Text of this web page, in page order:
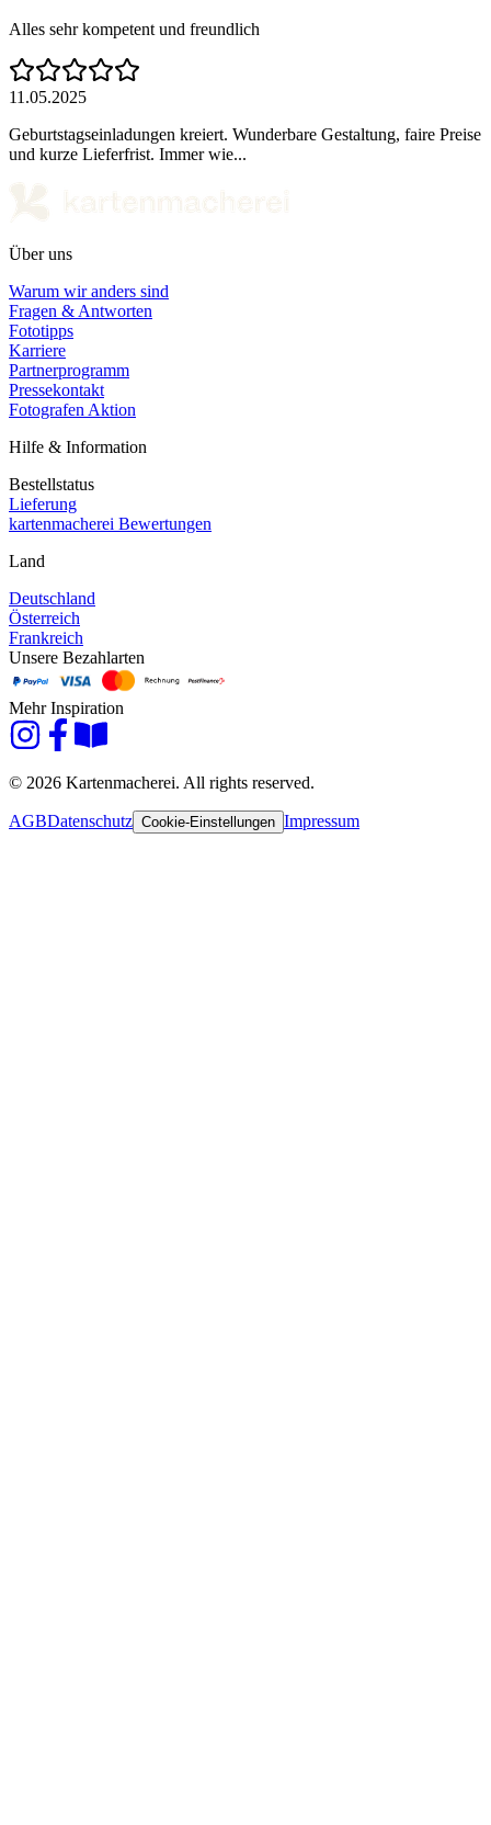
Alles sehr kompetent und freundlich
11.05.2025
Geburtstagseinladungen kreiert. Wunderbare Gestaltung, faire Preise
und kurze Lieferfrist. Immer wie...
Über uns
Warum wir anders sind
Fragen & Antworten
Fototipps
Karriere
Partnerprogramm
Pressekontakt
Fotografen Aktion
Hilfe & Information
Bestellstatus
Lieferung
kartenmacherei Bewertungen
Land
Deutschland
Österreich
Frankreich
Unsere Bezahlarten
Mehr Inspiration
© 2026 Kartenmacherei. All rights reserved.
AGBDatenschutz Cookie-Einstellungen Impressum